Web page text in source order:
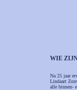
WIE
Na 25 jaar
Lindaart
alle binnen-